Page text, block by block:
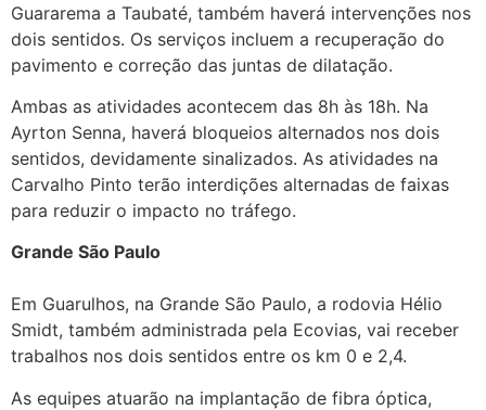
Guararema a Taubaté, também haverá intervenções nos
dois sentidos. Os serviços incluem a recuperação do
pavimento e correção das juntas de dilatação.
Ambas as atividades acontecem das 8h às 18h. Na
Ayrton Senna, haverá bloqueios alternados nos dois
sentidos, devidamente sinalizados. As atividades na
Carvalho Pinto terão interdições alternadas de faixas
para reduzir o impacto no tráfego.
Grande São Paulo
Em Guarulhos, na Grande São Paulo, a rodovia Hélio
Smidt, também administrada pela Ecovias, vai receber
trabalhos nos dois sentidos entre os km 0 e 2,4.
As equipes atuarão na implantação de fibra óptica,